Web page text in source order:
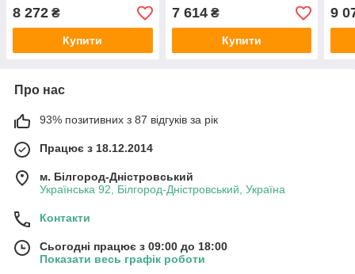
8 272 ₴
Купити
7 614₴
Купити
9
Про нас
93% позитивних з 87 відгуків за рік
Працює з 18.12.2014
м. Білгород-Дністровський
Українська 92, Білгород-Дністровський, Україна
Контакти
Сьогодні працює з 09:00 до 18:00
Показати весь графік роботи